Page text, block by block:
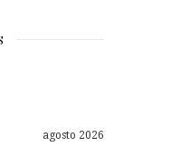
agosto 2026